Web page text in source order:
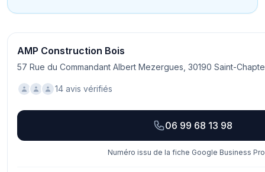
AMP Construction Bois
57 Rue du Commandant Albert Mezergues, 30190 Saint-
14 avis vérifiés
06 99 68 13 98
Numéro issu de la fiche Google Business